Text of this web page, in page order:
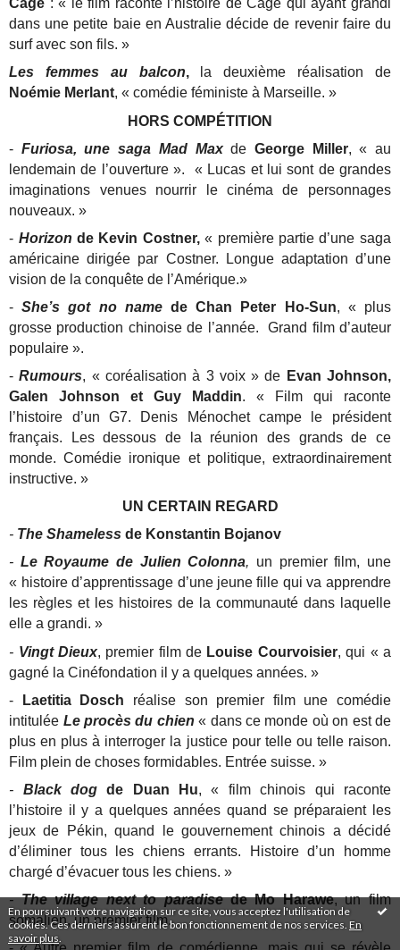
En poursuivant votre navigation sur ce site, vous acceptez l'utilisation de
cookies. Ces derniers assurent le bon fonctionnement de nos services. En
savoir plus
Cage : « le film raconte l’histoire de Cage qui ayant grandi
dans une petite baie en Australie décide de revenir faire du
surf avec son fils. »
Les femmes au balcon,la deuxième réalisation de
Noémie Merlant, « comédie féministe à Marseille. »
HORS COMPÉTITION
- Furiosa, une saga Mad Maxde George Miller, « au
lendemain de l’ouverture ». « Lucas et lui sont de grandes
imaginations venues nourrir le cinéma de personnages
nouveaux. »
- Horizon de Kevin Costner,« première partie d’une saga
américaine dirigée par Costner. Longue adaptation d’une
vision de la conquête de l’Amérique.»
-She’s got no namede Chan Peter Ho-Sun, « plus
grosse production chinoise de l’année. Grand film d’auteur
populaire ».
-Rumours, « coréalisation à 3 voix » de Evan Johnson,
Galen Johnson et Guy Maddin. « Film qui raconte
l’histoire d’un G7. Denis Ménochet campe le président
français. Les dessous de la réunion des grands de ce
monde. Comédie ironique et politique, extraordinairement
instructive. »
UN CERTAIN REGARD
- The Shameless de Konstantin Bojanov
- Le Royaume de Julien Colonna, un premier film, une
« histoire d’apprentissage d’une jeune fille qui va apprendre
les règles et les histoires de la communauté dans laquelle
elle a grandi. »
- Vingt Dieux, premier film de Louise Courvoisier, qui « a
gagné la Cinéfondation il y a quelques années. »
-
Laetitia Dosch réalise son premier film une comédie
intitulée Le procès du chien « dans ce monde où on est de
plus en plus à interroger la justice pour telle ou telle raison.
Film plein de choses formidables. Entrée suisse. »
- Black dogde Duan Hu, « film chinois qui raconte
l’histoire il y a quelques années quand se préparaient les
jeux de Pékin, quand le gouvernement chinois a décidé
d’éliminer tous les chiens errants. Histoire d’un homme
chargé d’évacuer tous les chiens. »
-The village next to paradisede Mo Harawe, un film
somalien, un premier film.